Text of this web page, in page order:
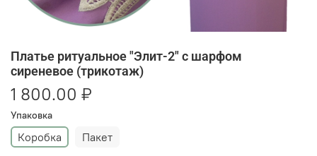
Платье ритуальное "Элит-2" с шарфом
сиреневое (трикотаж)
1 800.00 ₽
Упаковка
Коробка Пакет